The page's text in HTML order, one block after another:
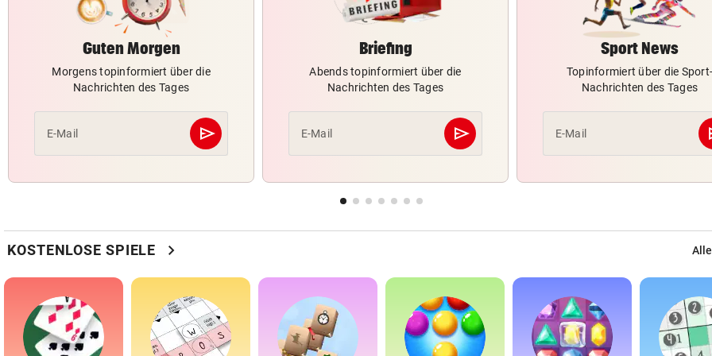
Guten Morgen
Morgens topinformiert über die
Nachrichten des Tages
E-Mail send
Abschicken
Briefing
Abends topinformiert über die
Nachrichten des Tages
E-Mail send
Abschicken
Sport News
Topinformiert über die Sport-
Nachrichten des Tages
E-Mail
KOSTENLOSE SPIELE chevron_right